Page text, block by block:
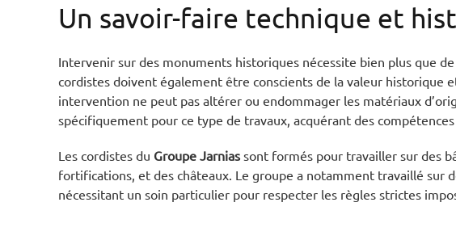
Un savoir-faire technique et
Intervenir sur des monuments historiques nécessite bien plus que
cordistes doivent également être conscients de la valeur historique
intervention ne peut pas altérer ou endommager les matériaux
spécifiquement pour ce type de travaux, acquérant des
Les cordistes du Groupe Jarnias sont formés pour travailler sur des
fortifications, et des châteaux. Le groupe a notamment travaillé sur
nécessitant un soin particulier pour respecter les règles strictes